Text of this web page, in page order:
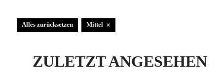
Alles zurücksetzen Mittel ×
ZULETZT ANGESEHEN